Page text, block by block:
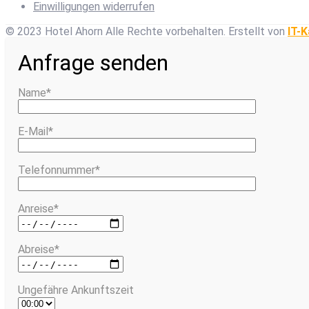
Einwilligungen widerrufen
© 2023 Hotel Ahorn Alle Rechte vorbehalten. Erstellt von IT-
Anfrage senden
Name*
E-Mail*
Telefonnummer*
Anreise*
Abreise*
Ungefähre Ankunftszeit